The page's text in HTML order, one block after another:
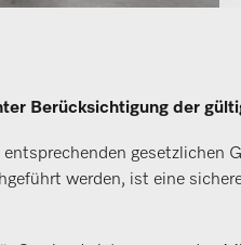
Berücksichtigung der
werden, ist eine